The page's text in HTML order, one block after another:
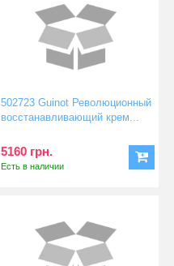
502723 Guinot Революционный
восстанавливающий крем...
5160 грн.
Есть в наличии